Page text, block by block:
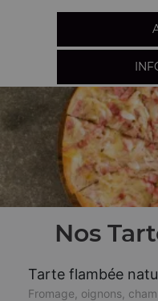
Nos
Tarte flambée
Fromage, oignons,